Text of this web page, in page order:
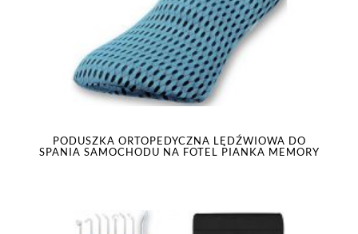
PODUSZKA ORTOPEDYCZNA LĘDŹWIOWA DO
SPANIA SAMOCHODU NA FOTEL PIANKA MEMORY